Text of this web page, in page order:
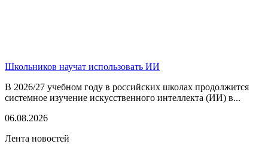
Школьников научат использовать ИИ
В 2026/27 учебном году в российских школах продолжится
системное изучение искусственного интеллекта (ИИ) в...
06.08.2026
Лента новостей